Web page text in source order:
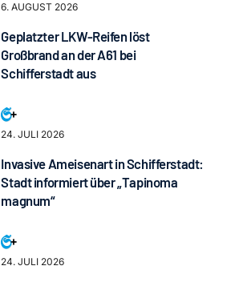
6. AUGUST 2026
Geplatzter LKW-Reifen löst
Großbrand an der A61 bei
Schifferstadt aus
24. JULI 2026
Invasive Ameisenart in Schifferstadt:
Stadt informiert über „Tapinoma
magnum“
24. JULI 2026